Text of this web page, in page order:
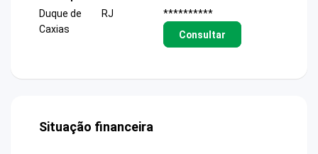
Duque de
Caxias
RJ
**********
Consultar
Situação financeira